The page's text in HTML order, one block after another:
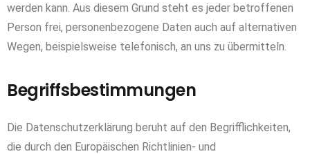
werden kann. Aus diesem Grund steht es jeder betroffenen
Person frei, personenbezogene Daten auch auf alternativen
Wegen, beispielsweise telefonisch, an uns zu übermitteln.
Begriffsbestimmungen
Die Datenschutzerklärung beruht auf den Begrifflichkeiten,
die durch den Europäischen Richtlinien- und